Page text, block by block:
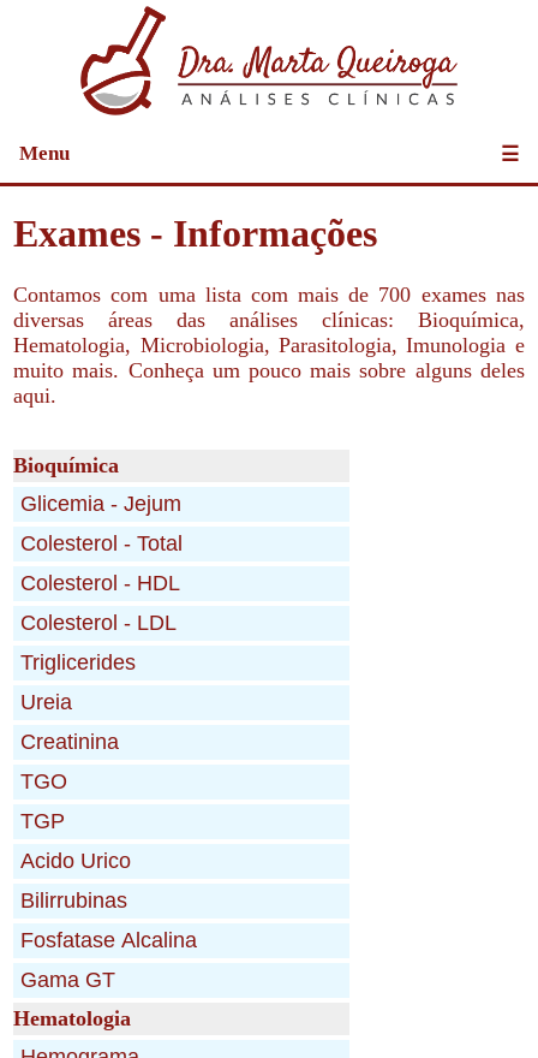
Menu ☰
Exames - Informações
Contamos com uma lista com mais de 700 exames nas
diversas áreas das análises clínicas: Bioquímica,
Hematologia, Microbiologia, Parasitologia, Imunologia e
muito mais. Conheça um pouco mais sobre alguns deles
aqui.
Bioquímica
Hematologia